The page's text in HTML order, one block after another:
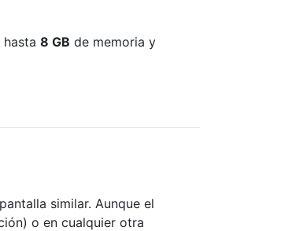
8 GB de memoria y
similar. Aunque el
o en cualquier otra